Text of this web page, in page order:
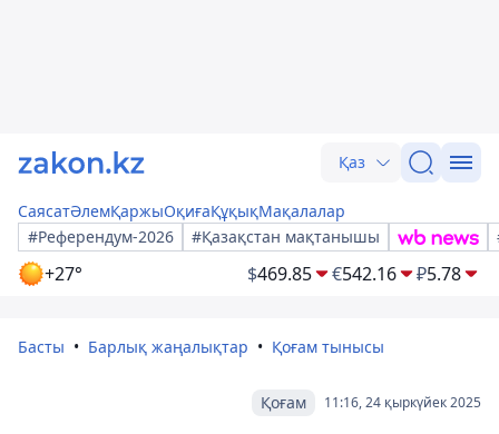
Қаз
СаясатӘлемҚаржыОқиғаҚұқықМақалалар
#Референдум-2026
#Қазақстан мақтанышы
+27° $469.85 €542.16 ₽5.78
Басты Барлық жаңалықтар Қоғам тынысы
11:16, 24 қыркүйек 2025
Қоғам